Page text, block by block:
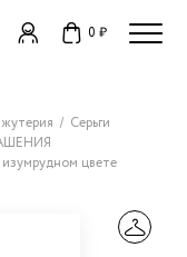
0 ₽
Серьги
цвете